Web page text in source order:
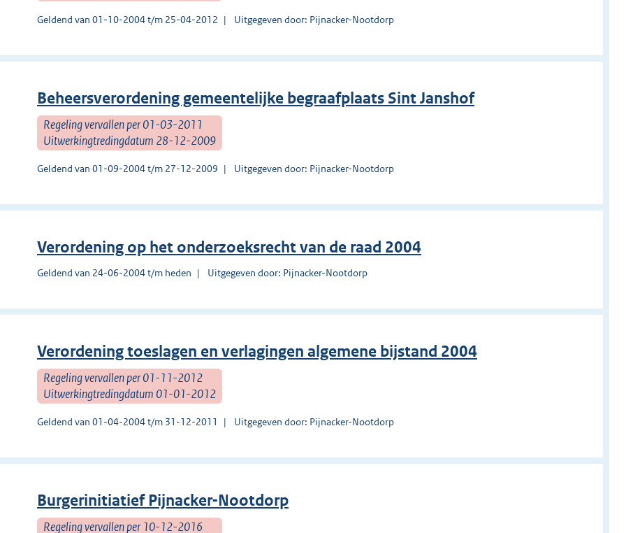
Geldend van 01-10-2004 t/m 25-04-2012 Uitgegeven door: Pijnacker-Nootdorp
Beheersverordening gemeentelijke begraafplaats Sint Janshof
Regeling vervallen per 01-03-2011
Uitwerkingtredingdatum 28-12-2009
Geldend van 01-09-2004 t/m 27-12-2009 Uitgegeven door: Pijnacker-Nootdorp
Verordening op het onderzoeksrecht van de raad 2004
Geldend van 24-06-2004 t/m heden Uitgegeven door: Pijnacker-Nootdorp
Verordening toeslagen en verlagingen algemene bijstand 2004
Regeling vervallen per 01-11-2012
Uitwerkingtredingdatum 01-01-2012
Geldend van 01-04-2004 t/m 31-12-2011 Uitgegeven door: Pijnacker-Nootdorp
Burgerinitiatief Pijnacker-Nootdorp
Regeling vervallen per 10-12-2016